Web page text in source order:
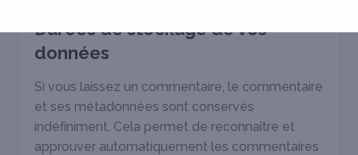
Durées de stockage de vos
données
Si vous laissez un commentaire, le commentaire
et ses métadonnées sont conservés
indéfiniment. Cela permet de reconnaître et
approuver automatiquement les commentaires